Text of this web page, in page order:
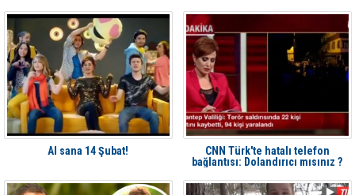
Al sana 14 Şubat!
CNN Türk'te hatalı telefon
bağlantısı: Dolandırıcı mısınız ?